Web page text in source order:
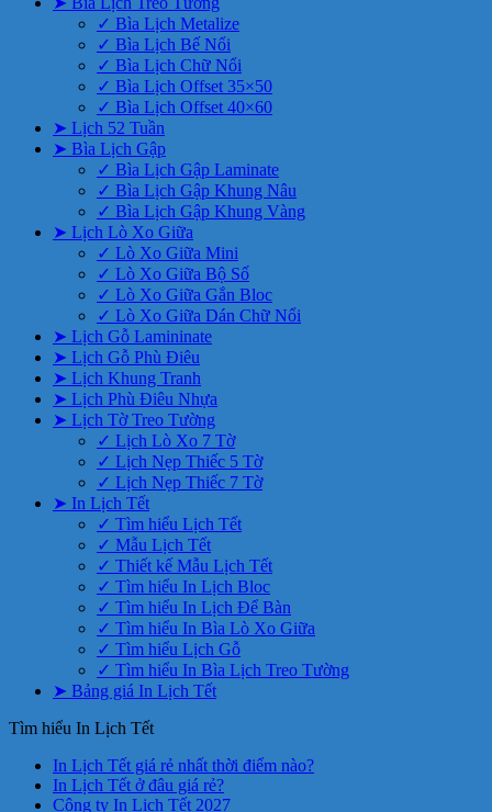
✓ Bìa Lịch Metalize
✓ Bìa Lịch Bế Nổi
✓ Bìa Lịch Chữ Nổi
✓ Bìa Lịch Offset 35×50
✓ Bìa Lịch Offset 40×60
➤ Lịch 52 Tuần
➤ Bìa Lịch Gập
✓ Bìa Lịch Gập Laminate
✓ Bìa Lịch Gập Khung Nâu
✓ Bìa Lịch Gập Khung Vàng
➤ Lịch Lò Xo Giữa
✓ Lò Xo Giữa Mini
✓ Lò Xo Giữa Bộ Số
✓ Lò Xo Giữa Gắn Bloc
✓ Lò Xo Giữa Dán Chữ Nổi
➤ Lịch Gỗ Lamininate
➤ Lịch Gỗ Phù Điêu
➤ Lịch Khung Tranh
➤ Lịch Phù Điêu Nhựa
➤ Lịch Tờ Treo Tường
✓ Lịch Lò Xo 7 Tờ
✓ Lịch Nẹp Thiếc 5 Tờ
✓ Lịch Nẹp Thiếc 7 Tờ
➤ In Lịch Tết
✓ Tìm hiểu Lịch Tết
✓ Mẫu Lịch Tết
✓ Thiết kế Mẫu Lịch Tết
✓ Tìm hiểu In Lịch Bloc
✓ Tìm hiểu In Lịch Để Bàn
✓ Tìm hiểu In Bìa Lò Xo Giữa
✓ Tìm hiểu Lịch Gỗ
✓ Tìm hiểu In Bìa Lịch Treo Tường
➤ Bảng giá In Lịch Tết
Tìm hiểu In Lịch Tết
In Lịch Tết giá rẻ nhất thời điểm nào?Không
In Lịch Tết ở đâu giá rẻ?Không
có
Công ty In Lịch Tết 2027Không